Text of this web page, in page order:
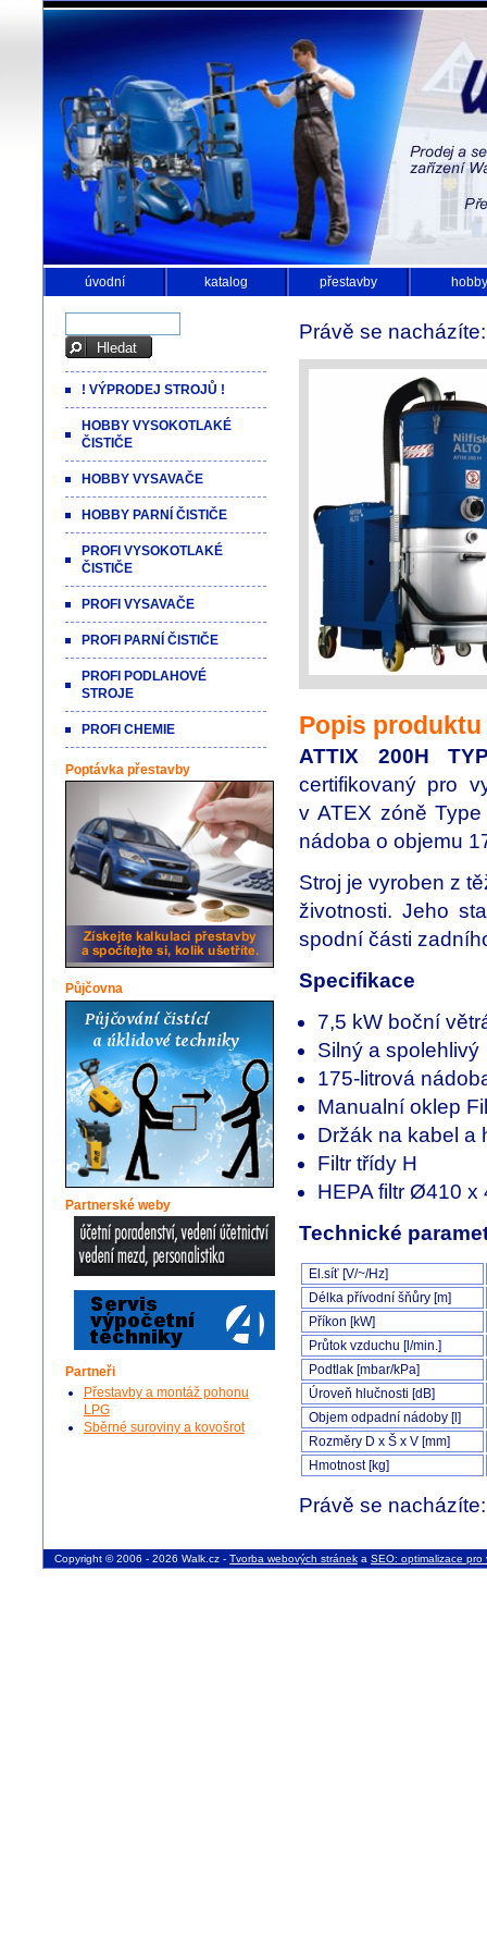
úvodní katalog přestavby hobby
Právě se
Popis produktu
ATTIX 200H
certifikovaný pro
v ATEX zóně
nádoba o objemu
Stroj je vyroben z
životnosti. Jeho
spodní části
Specifikace
7,5 kW boční
Silný a spolehlivý
175-litrová
Manualní oklep
Držák na kabel a
Filtr třídy H
HEPA filtr Ø410 x
Technické
El.síť [V/~/Hz]
Délka přívodní šňůry [m]
Příkon [kW]
Průtok vzduchu [l/min.]
Podtlak [mbar/kPa]
Úroveň hlučnosti [dB]
Objem odpadní nádoby [l]
Rozměry D x Š x V [mm]
Hmotnost [kg]
Právě se
! VÝPRODEJ STROJŮ !
HOBBY VYSOKOTLAKÉ
ČISTIČE
HOBBY VYSAVAČE
HOBBY PARNÍ ČISTIČE
PROFI VYSOKOTLAKÉ
ČISTIČE
PROFI VYSAVAČE
PROFI PARNÍ ČISTIČE
PROFI PODLAHOVÉ
STROJE
PROFI CHEMIE
Poptávka přestavby
Půjčovna
Partnerské weby
Partneři
Přestavby a montáž pohonu
LPG
Sběrné suroviny a kovošrot
Copyright © 2006 - 2026 Walk.cz - Tvorba webových stránek a SEO: optimalizace pro